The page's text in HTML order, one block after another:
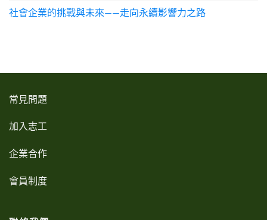
社會企業的挑戰與未來——走向永續影響力之路
常見問題
加入志工
企業合作
會員制度